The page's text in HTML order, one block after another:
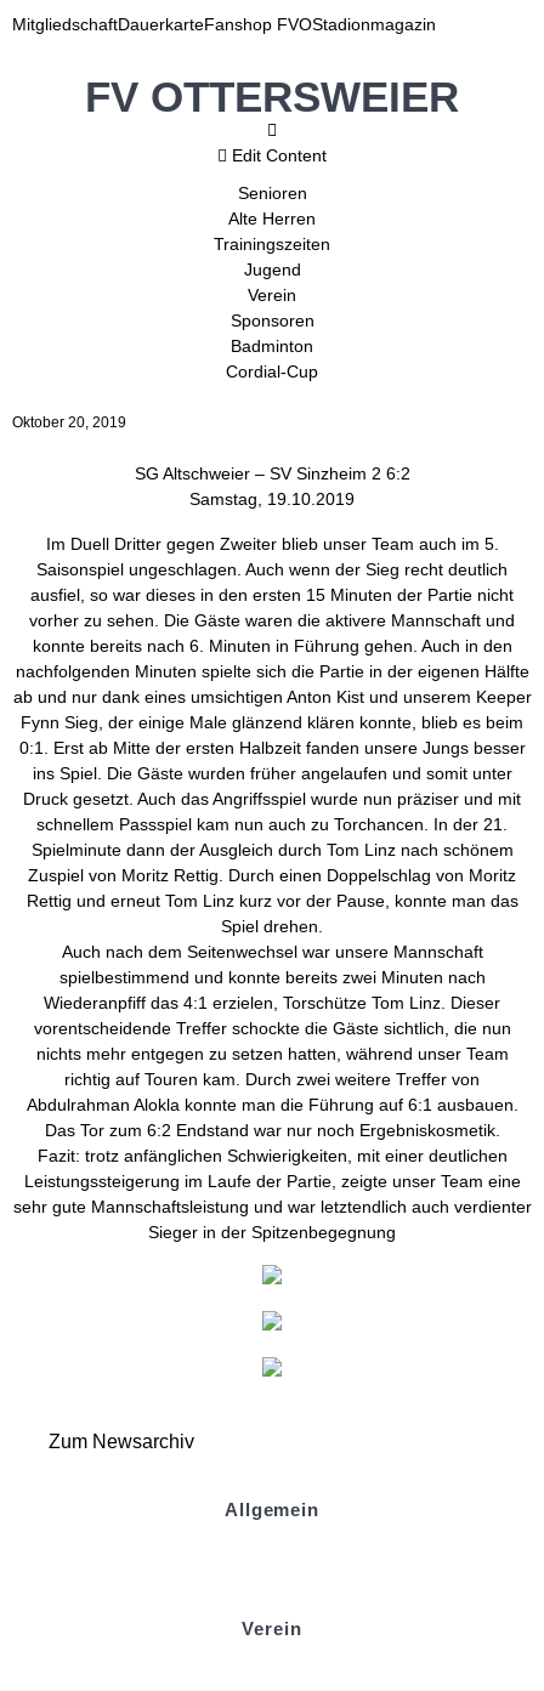
MitgliedschaftDauerkarteFanshop FVOStadionmagazin
FV OTTERSWEIER
Edit Content
Senioren
Alte Herren
Trainingszeiten
Jugend
Verein
Sponsoren
Badminton
Cordial-Cup
Oktober 20, 2019
SG Altschweier – SV Sinzheim 2 6:2
Samstag, 19.10.2019
Im Duell Dritter gegen Zweiter blieb unser Team auch im 5.
Saisonspiel ungeschlagen. Auch wenn der Sieg recht deutlich
ausfiel, so war dieses in den ersten 15 Minuten der Partie nicht
vorher zu sehen. Die Gäste waren die aktivere Mannschaft und
konnte bereits nach 6. Minuten in Führung gehen. Auch in den
nachfolgenden Minuten spielte sich die Partie in der eigenen Hälfte
ab und nur dank eines umsichtigen Anton Kist und unserem Keeper
Fynn Sieg, der einige Male glänzend klären konnte, blieb es beim
0:1. Erst ab Mitte der ersten Halbzeit fanden unsere Jungs besser
ins Spiel. Die Gäste wurden früher angelaufen und somit unter
Druck gesetzt. Auch das Angriffsspiel wurde nun präziser und mit
schnellem Passspiel kam nun auch zu Torchancen. In der 21.
Spielminute dann der Ausgleich durch Tom Linz nach schönem
Zuspiel von Moritz Rettig. Durch einen Doppelschlag von Moritz
Rettig und erneut Tom Linz kurz vor der Pause, konnte man das
Spiel drehen.
Auch nach dem Seitenwechsel war unsere Mannschaft
spielbestimmend und konnte bereits zwei Minuten nach
Wiederanpfiff das 4:1 erzielen, Torschütze Tom Linz. Dieser
vorentscheidende Treffer schockte die Gäste sichtlich, die nun
nichts mehr entgegen zu setzen hatten, während unser Team
richtig auf Touren kam. Durch zwei weitere Treffer von
Abdulrahman Alokla konnte man die Führung auf 6:1 ausbauen.
Das Tor zum 6:2 Endstand war nur noch Ergebniskosmetik.
Fazit: trotz anfänglichen Schwierigkeiten, mit einer deutlichen
Leistungssteigerung im Laufe der Partie, zeigte unser Team eine
sehr gute Mannschaftsleistung und war letztendlich auch verdienter
Sieger in der Spitzenbegegnung
Zum Newsarchiv
Allgemein
Verein